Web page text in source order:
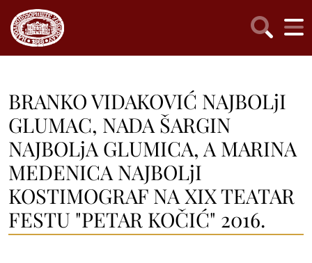
BRANKO VIDAKOVIĆ NAJBOLjI
GLUMAC, NADA ŠARGIN
NAJBOLjA GLUMICA, A MARINA
MEDENICA NAJBOLjI
KOSTIMOGRAF NA XIX TEATAR
FESTU "PETAR KOČIĆ" 2016.